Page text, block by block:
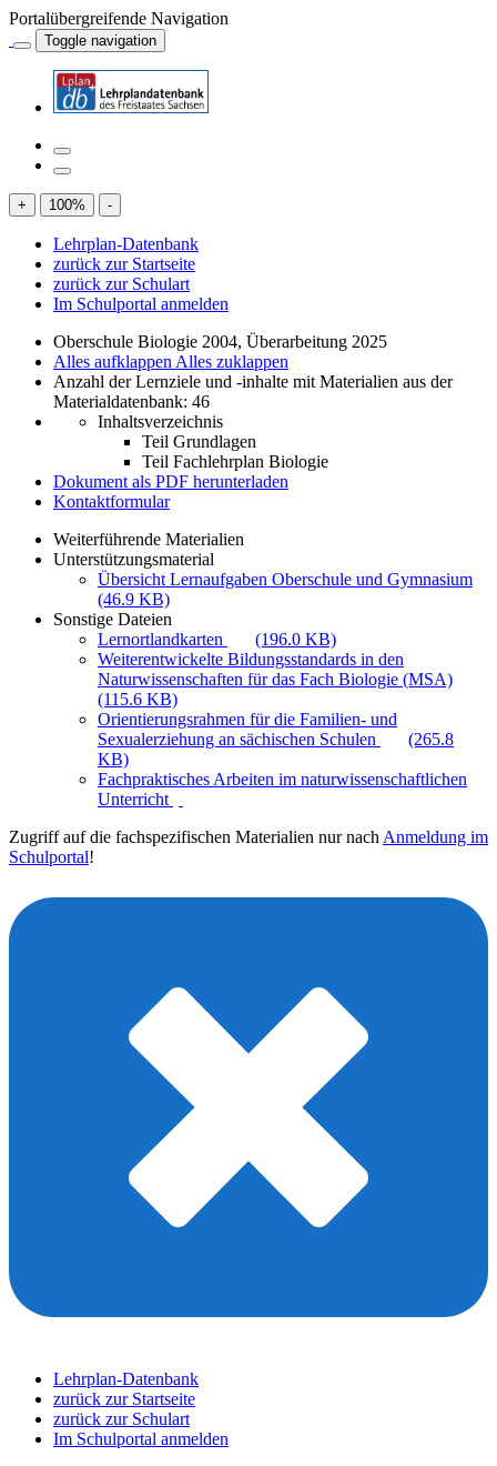
Portalübergreifende Navigation
Toggle navigation
+ 100% -
Lehrplan-Datenbank
zurück zur Startseite
zurück zur Schulart
Im Schulportal anmelden
Oberschule Biologie 2004, Überarbeitung 2025
Alles aufklappen Alles zuklappen
Anzahl der Lernziele und -inhalte mit Materialien aus der
Materialdatenbank: 46
Inhaltsverzeichnis
Teil Grundlagen
Teil Fachlehrplan Biologie
Dokument als PDF herunterladen
Kontaktformular
Weiterführende Materialien
Unterstützungsmaterial
Übersicht Lernaufgaben Oberschule und Gymnasium
(46.9 KB)
Sonstige Dateien
Lernortlandkarten
(196.0 KB)
Weiterentwickelte Bildungsstandards in den
Naturwissenschaften für das Fach Biologie (MSA)
(115.6 KB)
Orientierungsrahmen für die Familien- und
Sexualerziehung an sächischen Schulen
(265.8
KB)
Fachpraktisches Arbeiten im naturwissenschaftlichen
Unterricht
Zugriff auf die fachspezifischen Materialien nur nach Anmeldung im
Schulportal!
Lehrplan-Datenbank
zurück zur Startseite
zurück zur Schulart
Im Schulportal anmelden